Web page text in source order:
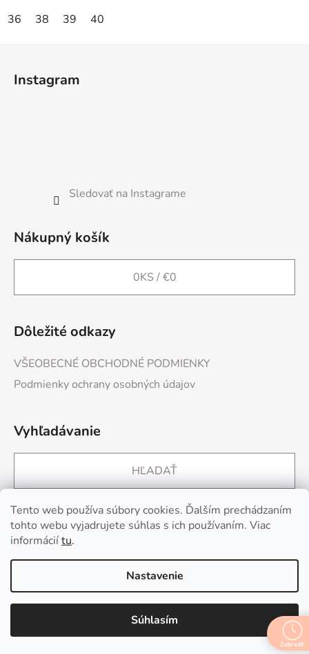
Tento web používa súbory cookies. Ďalším prechádzaním
tohto webu vyjadrujete súhlas s ich používaním. Viac
informáciítu.
Nastavenie
Súhlasím
36 38 39 40
Instagram
Sledovať na Instagrame
Nákupný košík
0KS /€0
Dôležité odkazy
VŠEOBECNÉ OBCHODNÉ PODMIENKY
Podmienky ochrany osobných údajov
Vyhľadávanie
HĽADAŤ
Kontakt
info@sh77.sk
+421 907 768 818
+421 907 768 818
Zobraziť